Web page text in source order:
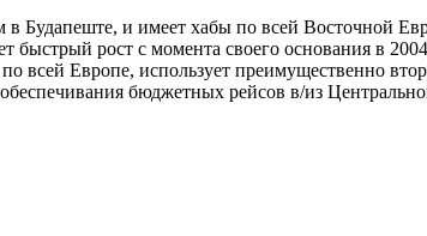
в Будапеште, и имеет хабы по всей Восточной
быстрый рост с момента своего основания в
всей Европе, использует преимущественно
бюджетных рейсов в/из